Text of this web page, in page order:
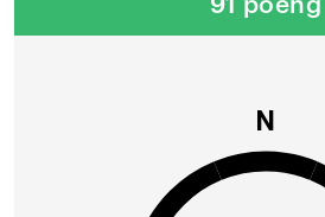
91 poeng
N